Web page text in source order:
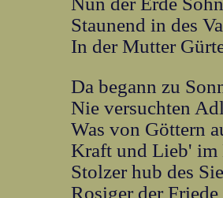
Staunend in des
In der Mutter
Da begann zu
Nie versuchten
Was von Göttern
Kraft und Lieb' im
Stolzer hub des
Rosiger der